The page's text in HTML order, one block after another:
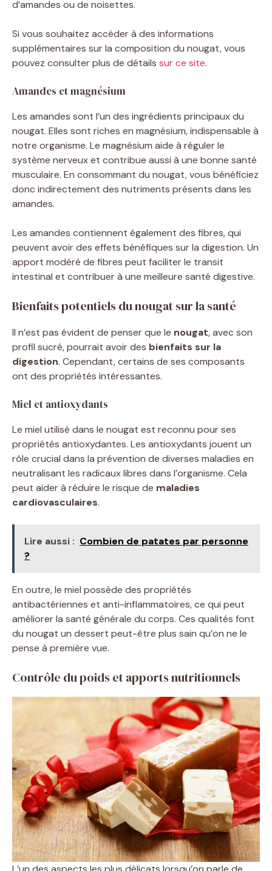
d’amandes ou de noisettes.
Si vous souhaitez accéder à des informations
supplémentaires sur la composition du nougat, vous
pouvez consulter plus de détails sur ce site.
Amandes et magnésium
Les amandes sont l’un des ingrédients principaux du
nougat. Elles sont riches en magnésium, indispensable à
notre organisme. Le magnésium aide à réguler le
système nerveux et contribue aussi à une bonne santé
musculaire. En consommant du nougat, vous bénéficiez
donc indirectement des nutriments présents dans les
amandes.
Les amandes contiennent également des fibres, qui
peuvent avoir des effets bénéfiques sur la digestion. Un
apport modéré de fibres peut faciliter le transit
intestinal et contribuer à une meilleure santé digestive.
Bienfaits potentiels du nougat sur la santé
Il n’est pas évident de penser que le nougat, avec son
profil sucré, pourrait avoir des bienfaits sur la
digestion. Cependant, certains de ses composants
ont des propriétés intéressantes.
Miel et antioxydants
Le miel utilisé dans le nougat est reconnu pour ses
propriétés antioxydantes. Les antioxydants jouent un
rôle crucial dans la prévention de diverses maladies en
neutralisant les radicaux libres dans l’organisme. Cela
peut aider à réduire le risque de maladies
cardiovasculaires.
Lire aussi : Combien de patates par personne
?
En outre, le miel possède des propriétés
antibactériennes et anti-inflammatoires, ce qui peut
améliorer la santé générale du corps. Ces qualités font
du nougat un dessert peut-être plus sain qu’on ne le
pense à première vue.
Contrôle du poids et apports nutritionnels